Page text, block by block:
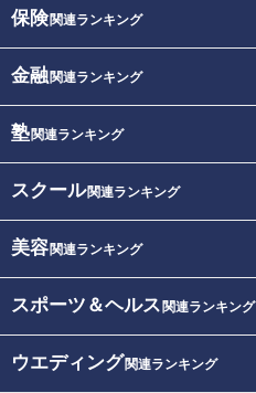
保険関連ランキング
金融関連ランキング
塾関連ランキング
スクール関連ランキング
美容関連ランキング
スポーツ＆ヘルス 関連ランキング
ウエディング関連ランキング